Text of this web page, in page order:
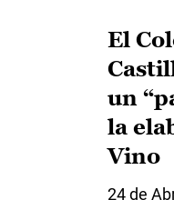
El
un
la
Vino
24 de